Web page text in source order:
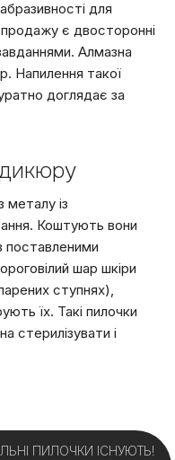
для
продажу є двосторонні
Алмазна
Напилення такої
доглядає за
металу із
Коштують вони
поставленими
шар шкіри
ступнях),
їх. Такі пилочки
стерилізувати і
ПИЛОЧКИ ІСНУЮТЬ!